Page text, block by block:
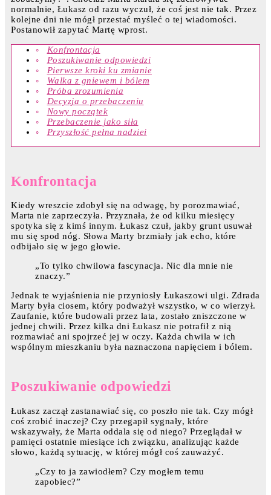
normalnie, Łukasz od razu wyczuł, że coś jest nie tak. Przez
kolejne dni nie mógł przestać myśleć o tej wiadomości.
Postanowił zapytać Martę wprost.
Konfrontacja
Poszukiwanie odpowiedzi
Pierwsze kroki ku zmianie
Walka z gniewem i bólem
Próba zrozumienia
Decyzja o przebaczeniu
Nowy początek
Przebaczenie jako siła
Przyszłość pełna nadziei
Konfrontacja
Kiedy wreszcie zdobył się na odwagę, by porozmawiać,
Marta nie zaprzeczyła. Przyznała, że od kilku miesięcy
spotyka się z kimś innym. Łukasz czuł, jakby grunt usuwał
mu się spod nóg. Słowa Marty brzmiały jak echo, które
odbijało się w jego głowie.
„To tylko chwilowa fascynacja. Nic dla mnie nie
znaczy.”
Jednak te wyjaśnienia nie przyniosły Łukaszowi ulgi. Zdrada
Marty była ciosem, który podważył wszystko, w co wierzył.
Zaufanie, które budowali przez lata, zostało zniszczone w
jednej chwili. Przez kilka dni Łukasz nie potrafił z nią
rozmawiać ani spojrzeć jej w oczy. Każda chwila w ich
wspólnym mieszkaniu była naznaczona napięciem i bólem.
Poszukiwanie odpowiedzi
Łukasz zaczął zastanawiać się, co poszło nie tak. Czy mógł
coś zrobić inaczej? Czy przegapił sygnały, które
wskazywały, że Marta oddala się od niego? Przeglądał w
pamięci ostatnie miesiące ich związku, analizując każde
słowo, każdą sytuację, w której mógł coś zauważyć.
„Czy to ja zawiodłem? Czy mogłem temu
zapobiec?”